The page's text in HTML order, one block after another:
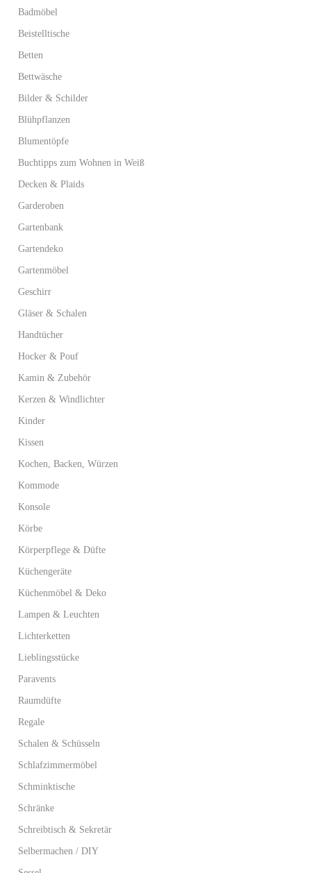
Badmöbel
Beistelltische
Betten
Bettwäsche
Bilder & Schilder
Blühpflanzen
Blumentöpfe
Buchtipps zum Wohnen in Weiß
Decken & Plaids
Garderoben
Gartenbank
Gartendeko
Gartenmöbel
Geschirr
Gläser & Schalen
Handtücher
Hocker & Pouf
Kamin & Zubehör
Kerzen & Windlichter
Kinder
Kissen
Kochen, Backen, Würzen
Kommode
Konsole
Körbe
Körperpflege & Düfte
Küchengeräte
Küchenmöbel & Deko
Lampen & Leuchten
Lichterketten
Lieblingsstücke
Paravents
Raumdüfte
Regale
Schalen & Schüsseln
Schlafzimmermöbel
Schminktische
Schränke
Schreibtisch & Sekretär
Selbermachen / DIY